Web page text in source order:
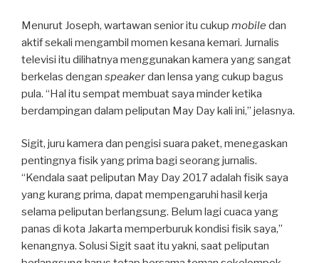
Menurut Joseph, wartawan senior itu cukup mobile dan
aktif sekali mengambil momen kesana kemari. Jurnalis
televisi itu dilihatnya menggunakan kamera yang sangat
berkelas dengan speakerdan lensa yang cukup bagus
pula. “Hal itu sempat membuat saya minder ketika
berdampingan dalam peliputan May Day kali ini,” jelasnya.
Sigit, juru kamera dan pengisi suara paket, menegaskan
pentingnya fisik yang prima bagi seorang jurnalis.
“Kendala saat peliputan May Day 2017 adalah fisik saya
yang kurang prima, dapat mempengaruhi hasil kerja
selama peliputan berlangsung. Belum lagi cuaca yang
panas di kota Jakarta memperburuk kondisi fisik saya,”
kenangnya. Solusi Sigit saat itu yakni, saat peliputan